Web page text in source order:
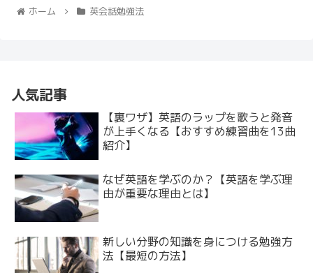
ホーム 英会話勉強法
人気記事
【裏ワザ】英語のラップを歌うと発音
が上手くなる【おすすめ練習曲を13曲
紹介】
なぜ英語を学ぶのか？【英語を学ぶ理
由が重要な理由とは】
新しい分野の知識を身につける勉強方
法【最短の方法】